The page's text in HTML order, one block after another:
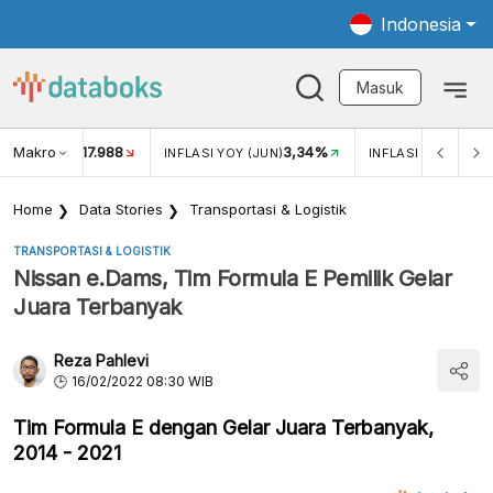
Indonesia
Masuk
Makro
USD/IDR 17.988 INFLASI YOY (JUN)3,34% INFLASI MOM
Home Data Stories Transportasi & Logistik
TRANSPORTASI & LOGISTIK
Nissan e.Dams, Tim Formula E Pemilik Gelar
Juara Terbanyak
Reza Pahlevi
16/02/2022 08:30 WIB
Tim Formula E dengan Gelar Juara Terbanyak,
2014 - 2021